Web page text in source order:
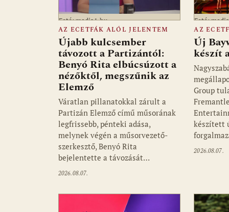
Fotó: media1.hu
AZ ECETFÁK ALÓL JELENTEM
Újabb kulcsember
távozott a Partizántól:
Benyó Rita elbúcsúzott a
nézőktől, megszűnik az
Elemző
Váratlan pillanatokkal zárult a
Partizán Elemző című műsorának
legfrissebb, pénteki adása,
melynek végén a műsorvezető-
szerkesztő, Benyó Rita
bejelentette a távozását…
2026.08.07.
Fotó:
AZ
Új
készít
Group
készített
2026.08.07.